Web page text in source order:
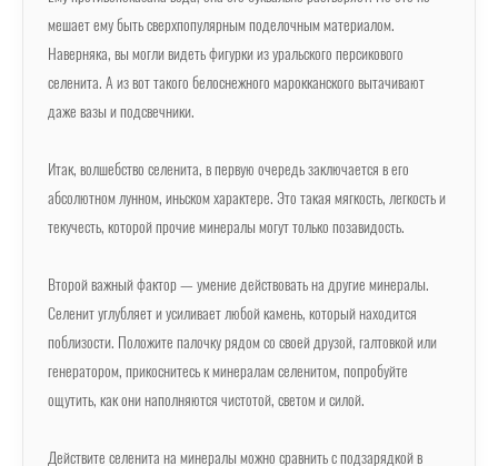
мешает ему быть сверхпопулярным поделочным материалом.
Наверняка, вы могли видеть фигурки из уральского персикового
селенита. А из вот такого белоснежного марокканского вытачивают
даже вазы и подсвечники.
Итак, волшебство селенита, в первую очередь заключается в его
абсолютном лунном, иньском характере. Это такая мягкость, легкость и
текучесть, которой прочие минералы могут только позавидость.
Второй важный фактор — умение действовать на другие минералы.
Селенит углубляет и усиливает любой камень, который находится
поблизости. Положите палочку рядом со своей друзой, галтовкой или
генератором, прикоснитесь к минералам селенитом, попробуйте
ощутить, как они наполняются чистотой, светом и силой.
Действите селенита на минералы можно сравнить с подзарядкой в